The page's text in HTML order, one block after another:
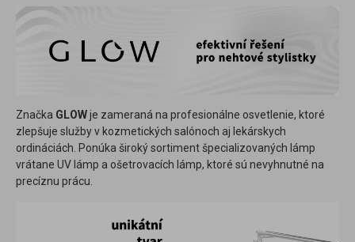
Značka GLOWje zameraná na profesionálne osvetlenie, ktoré
zlepšuje služby v kozmetických salónoch aj lekárskych
ordináciách. Ponúka široký sortiment špecializovaných lámp
vrátane UV lámp a ošetrovacích lámp, ktoré sú nevyhnutné na
precíznu prácu.